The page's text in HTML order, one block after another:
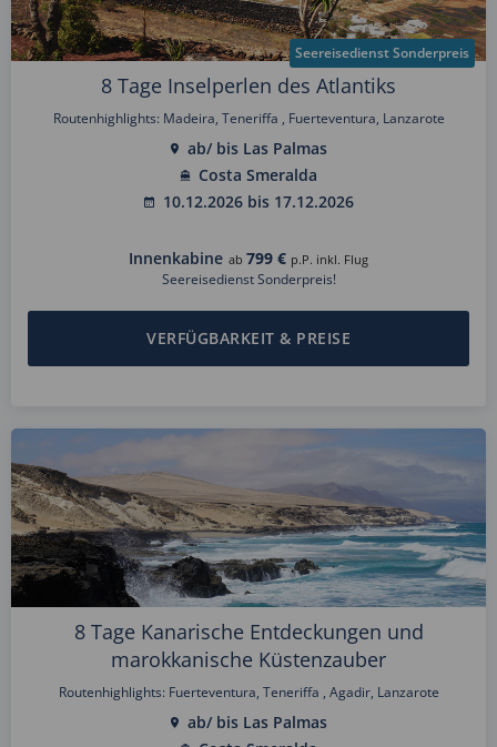
Seereisedienst Sonderpreis
8 Tage Inselperlen des Atlantiks
Routenhighlights: Madeira, Teneriffa , Fuerteventura, Lanzarote
ab/ bis Las Palmas
Costa Smeralda
10.12.2026 bis 17.12.2026
Innenkabine ab 799 € p.P. inkl. Flug
Seereisedienst Sonderpreis!
VERFÜGBARKEIT & PREISE
8 Tage Kanarische Entdeckungen und
marokkanische Küstenzauber
Routenhighlights: Fuerteventura, Teneriffa , Agadir, Lanzarote
ab/ bis Las Palmas